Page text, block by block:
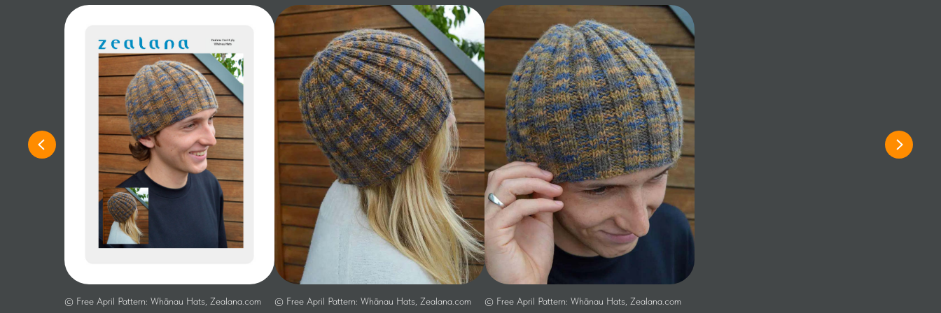
© Free April Pattern: Whānau Hats, Zealana.com © Free April Pattern: Whānau Hats, Zealana.com © Free April Pattern: Whānau Hats, Zealana.com